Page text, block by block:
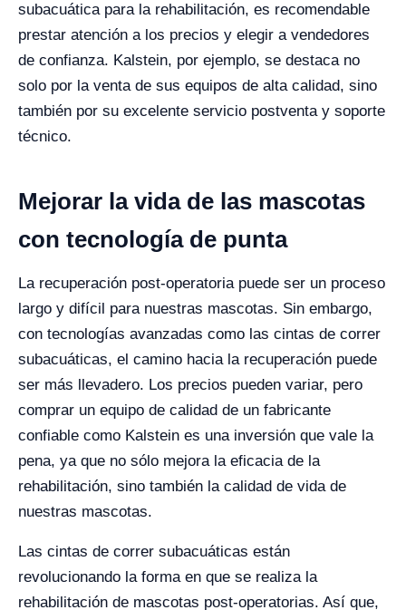
subacuática para la rehabilitación, es recomendable
prestar atención a los precios y elegir a vendedores
de confianza. Kalstein, por ejemplo, se destaca no
solo por la venta de sus equipos de alta calidad, sino
también por su excelente servicio postventa y soporte
técnico.
Mejorar la vida de las mascotas
con tecnología de punta
La recuperación post-operatoria puede ser un proceso
largo y difícil para nuestras mascotas. Sin embargo,
con tecnologías avanzadas como las cintas de correr
subacuáticas, el camino hacia la recuperación puede
ser más llevadero. Los precios pueden variar, pero
comprar un equipo de calidad de un fabricante
confiable como Kalstein es una inversión que vale la
pena, ya que no sólo mejora la eficacia de la
rehabilitación, sino también la calidad de vida de
nuestras mascotas.
Las cintas de correr subacuáticas están
revolucionando la forma en que se realiza la
rehabilitación de mascotas post-operatorias. Así que,